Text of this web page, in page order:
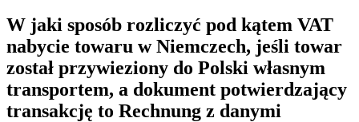
W jaki sposób rozliczyć pod kątem VAT
nabycie towaru w Niemczech, jeśli towar
został przywieziony do Polski własnym
transportem, a dokument potwierdzający
transakcję to Rechnung z danymi